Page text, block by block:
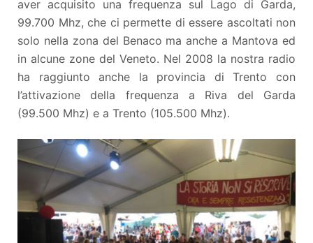
aver acquisito una frequenza sul Lago di Garda,
99.700 Mhz, che ci permette di essere ascoltati non
solo nella zona del Benaco ma anche a Mantova ed
in alcune zone del Veneto. Nel 2008 la nostra radio
ha raggiunto anche la provincia di Trento con
l’attivazione della frequenza a Riva del Garda
(99.500 Mhz) e a Trento (105.500 Mhz).